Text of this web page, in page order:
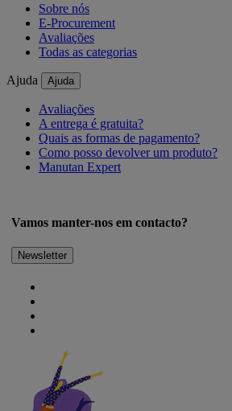
Sobre nós
E-Procurement
Avaliações
Todas as categorias
Ajuda Ajuda
Avaliações
A entrega é gratuita?
Quais as formas de pagamento?
Como posso devolver um produto?
Manutan Expert
Vamos manter-nos em contacto?
Newsletter